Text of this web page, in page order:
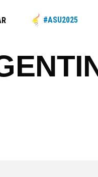
#ASU2025